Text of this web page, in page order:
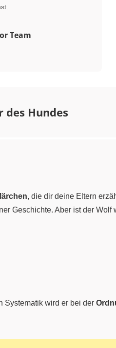
Team
des Hundes
, die dir deine Eltern
Geschichte. Aber ist der
Systematik wird er bei der